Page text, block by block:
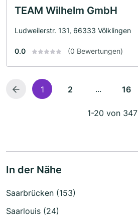
TEAM Wilhelm GmbH
Ludweilerstr. 131, 66333 Völklingen
0.0 (0 Bewertungen)
1 2 ... 16
1-20 von 347
In der Nähe
Saarbrücken (153)
Saarlouis (24)